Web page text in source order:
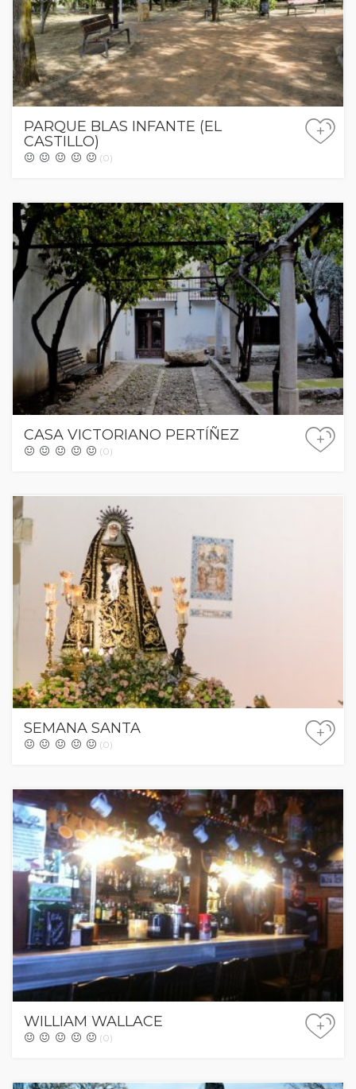
PARQUE BLAS INFANTE (EL
CASTILLO)
(0)
+
CASA VICTORIANO PERTÍÑEZ
(0)
+
SEMANA SANTA
(0)
+
WILLIAM WALLACE
(0)
+